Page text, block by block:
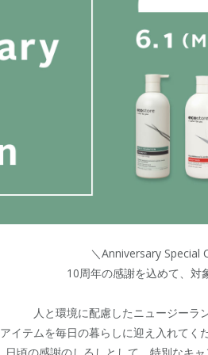
＼Anniversary Special
10周年の感謝を込めて、対
人と環境に配慮したニュージーラ
イテムを毎日の暮らしに迎え入れてくだ